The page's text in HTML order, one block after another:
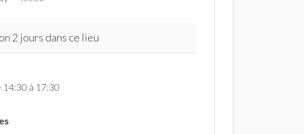
2 jours dans ce lieu
14:30 à 17:30